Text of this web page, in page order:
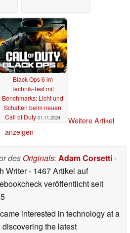
Black Ops 6 im
Technik-Test mit
Benchmarks: Licht und
Schatten beim neuen
Call of Duty 01.11.2024
Weitere Artikel
anzeigen
des Originals:Adam Corsetti-
Writer- 1467 Artikel auf
veröffentlichtseit
interested in technology at a
the latest